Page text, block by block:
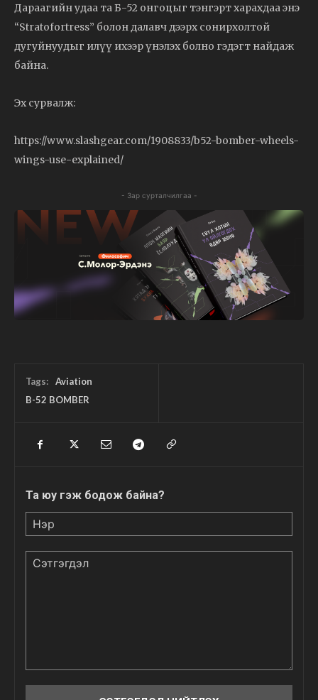
Дараагийн удаа та Б-52 онгоцыг тэнгэрт харахдаа энэ
“Stratofortress” болон далавч дээрх сонирхолтой
дугуйнуудыг илүү ихээр үнэлэх болно гэдэгт найдаж
байна.
Эх сурвалж:
https://www.slashgear.com/1908833/b52-bomber-wheels-
wings-use-explained/
- Зар сурталчилгаа -
Tags:
Aviation
B-52 BOMBER
Та юу гэж бодож байна?